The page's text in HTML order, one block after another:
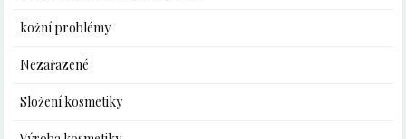
kožní problémy
Nezařazené
Složení kosmetiky